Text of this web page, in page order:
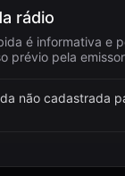
rádio
é informativa e
prévio pela
não cadastrada